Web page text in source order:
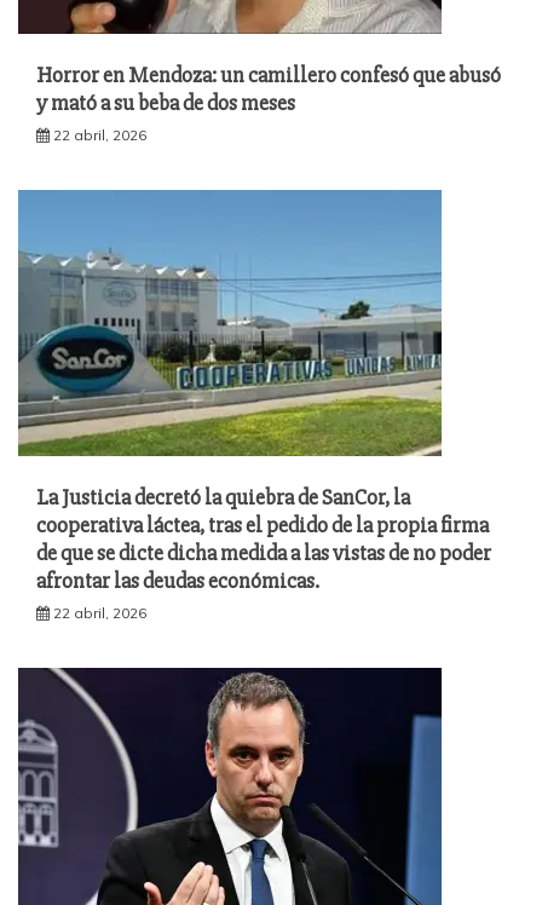
Horror en Mendoza: un camillero confesó que abusó
y mató a su beba de dos meses
22 abril, 2026
La Justicia decretó la quiebra de SanCor, la
cooperativa láctea, tras el pedido de la propia firma
de que se dicte dicha medida a las vistas de no poder
afrontar las deudas económicas.
22 abril, 2026